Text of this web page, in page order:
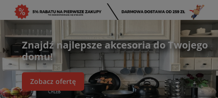
Znajdź najlepsze akcesoria do Twojego
domu!
Zobacz ofertę